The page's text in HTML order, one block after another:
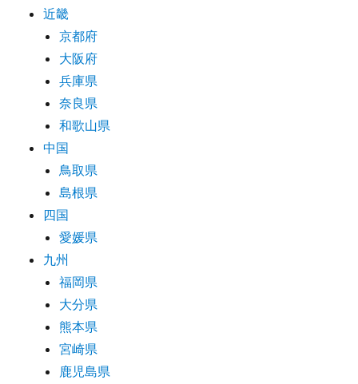
近畿
京都府
大阪府
兵庫県
奈良県
和歌山県
中国
鳥取県
島根県
四国
愛媛県
九州
福岡県
大分県
熊本県
宮崎県
鹿児島県